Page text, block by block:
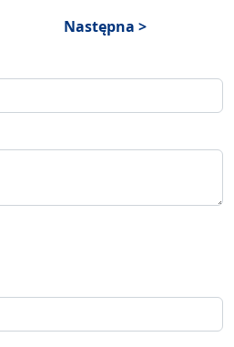
Następna >